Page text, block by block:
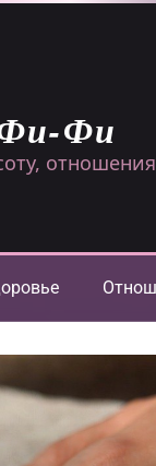
Фи